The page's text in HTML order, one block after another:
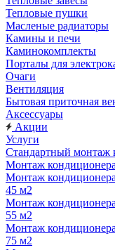
Тепловые пушки
Масленые радиаторы
Камины и печи
Каминокомплекты
Порталы для
Очаги
Вентиляция
Бытовая приточная
Аксессуары
Акции
Услуги
Стандартный монтаж
Монтаж
Монтаж
45 м2
Монтаж
55 м2
Монтаж
75 м2